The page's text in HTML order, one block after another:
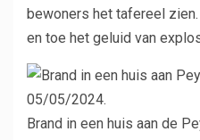
bewoners het tafereel
en toe het geluid van
Brand in een huis aan de